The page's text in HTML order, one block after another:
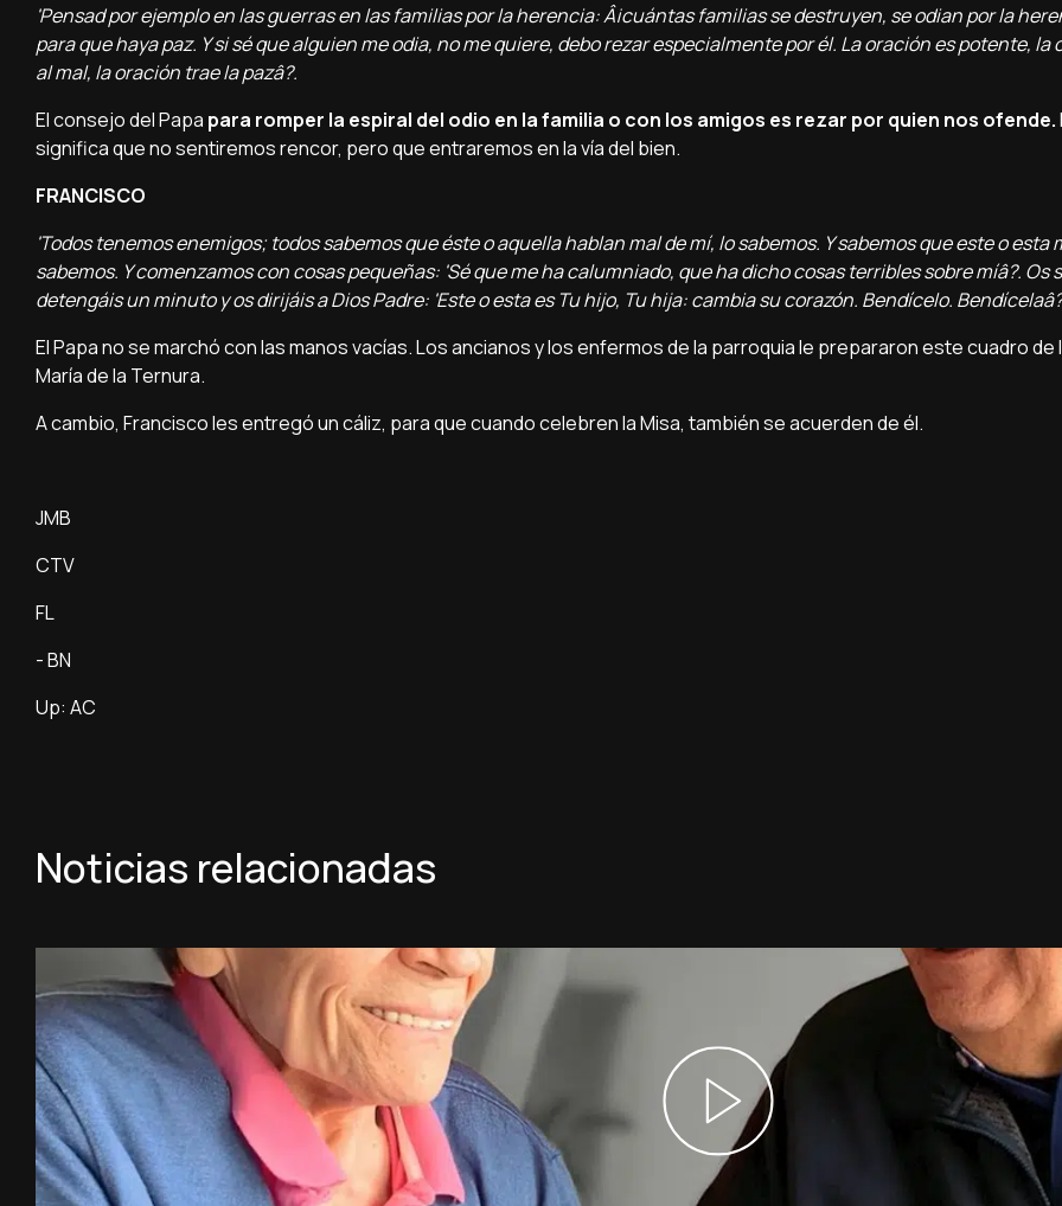
'Pensad por ejemplo en las guerras en las familias por la herencia: Â¡cuántas familias se destruyen, se odian por la
para que haya paz. Y si sé que alguien me odia, no me quiere, debo rezar especialmente por él. La oración es potente, la
al mal, la oración trae la pazâ?.
El consejo del Papa para romper la espiral del odio en la familia o con los amigos es rezar por quien nos ofende.
significa que no sentiremos rencor, pero que entraremos en la ví­a del bien.
FRANCISCO
'Todos tenemos enemigos; todos sabemos que éste o aquella hablan mal de mí­, lo sabemos. Y sabemos que este o esta
sabemos. Y comenzamos con cosas pequeñas: 'Sé que me ha calumniado, que ha dicho cosas terribles sobre mí­â?. Os
detengáis un minuto y os dirijáis a Dios Padre: 'Este o esta es Tu hijo, Tu hija: cambia su corazón. Bendí­celo.
El Papa no se marchó con las manos vací­as. Los ancianos y los enfermos de la parroquia le prepararon este cuadro de
Marí­a de la Ternura.
A cambio, Francisco les entregó un cáliz, para que cuando celebren la Misa, también se acuerden de él.
JMB
CTV
FL
- BN
Up: AC
Noticias relacionadas